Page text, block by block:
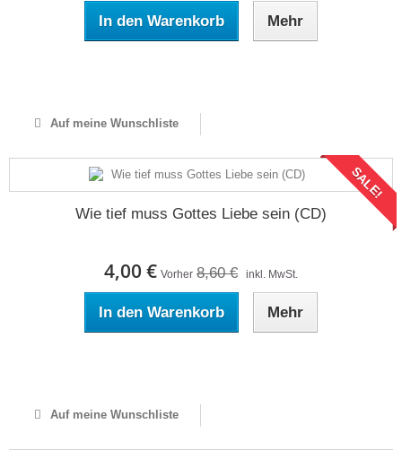
In den Warenkorb Mehr
Auf meine Wunschliste
SALE!
Wie tief muss Gottes Liebe sein (CD)
4,00 € Vorher 8,60 € inkl. MwSt.
In den Warenkorb Mehr
Auf meine Wunschliste